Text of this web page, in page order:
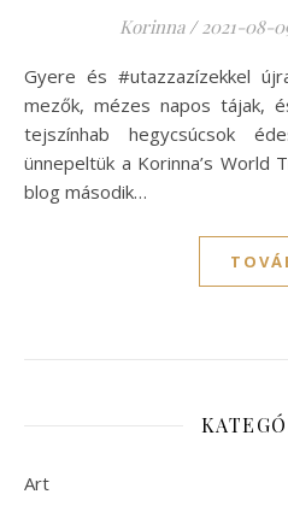
Korinna / 2021-08-
Gyere és #utazzazízekkel újra, ezúttal a zöld pisztácia
mezők, mézes napos tájak,
tejszínhab hegycsúcsok
ünnepeltük a Korinna’s
blog második…
Art